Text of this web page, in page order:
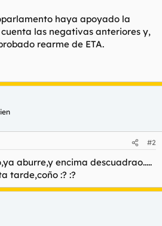
haya apoyado la
las negativas anteriores y,
rearme de ETA.
#2
aburre,y encima descuadrao.....
tarde,coño :? :?